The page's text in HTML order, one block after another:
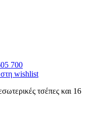
700
wishlist
τσέπες και 16